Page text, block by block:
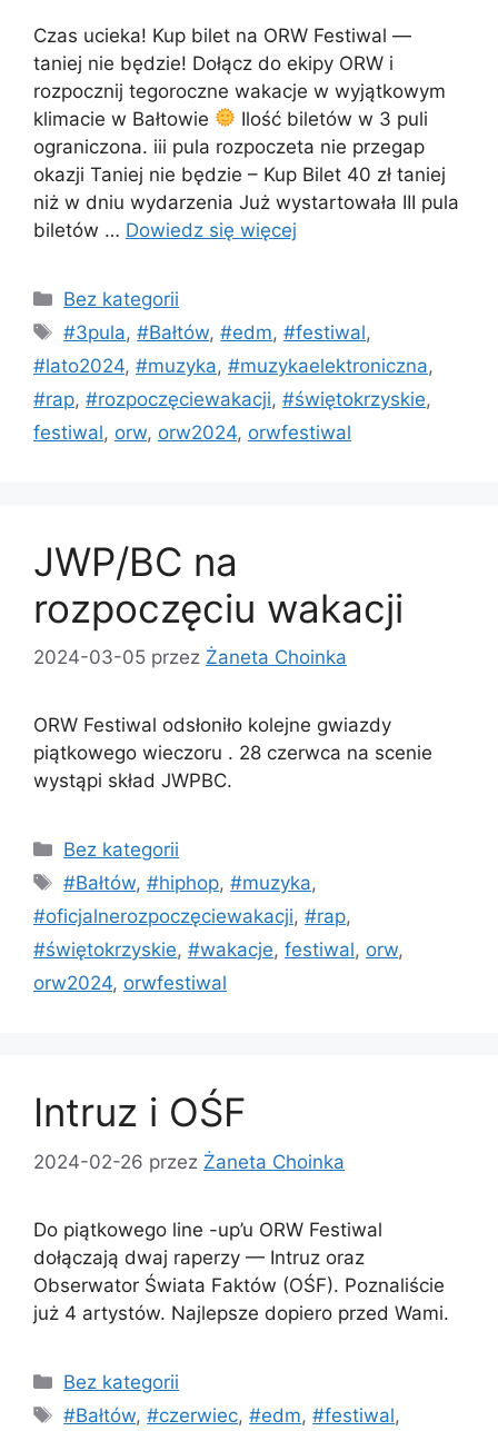
Czas ucieka! Kup bilet na ORW Festiwal —
taniej nie będzie! Dołącz do ekipy ORW i
rozpocznij tegoroczne wakacje w wyjątkowym
klimacie w Bałtowie
Ilość biletów w 3 puli
ograniczona. iii pula rozpoczeta nie przegap
okazji Taniej nie będzie – Kup Bilet 40 zł taniej
niż w dniu wydarzenia Już wystartowała III pula
biletów … Dowiedz się więcej
Bez kategorii
#3pula,#Bałtów,#edm,#festiwal,
#lato2024, #muzyka, #muzykaelektroniczna,
#rap, #rozpoczęciewakacji, #świętokrzyskie,
festiwal, orw, orw2024, orwfestiwal
JWP/BC na
rozpoczęciu wakacji
2024-03-05 przez Żaneta Choinka
ORW Festiwal odsłoniło kolejne gwiazdy
piątkowego wieczoru . 28 czerwca na scenie
wystąpi skład JWPBC.
Bez kategorii
#Bałtów,#hiphop,#muzyka,
#oficjalnerozpoczęciewakacji, #rap,
#świętokrzyskie, #wakacje, festiwal, orw,
orw2024, orwfestiwal
Intruz i OŚF
2024-02-26 przez Żaneta Choinka
Do piątkowego line -up’u ORW Festiwal
dołączają dwaj raperzy — Intruz oraz
Obserwator Świata Faktów (OŚF). Poznaliście
już 4 artystów. Najlepsze dopiero przed Wami.
Bez kategorii
#Bałtów,#czerwiec,#edm,#festiwal,